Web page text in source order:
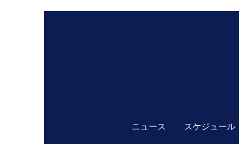
ニュース スケジュール